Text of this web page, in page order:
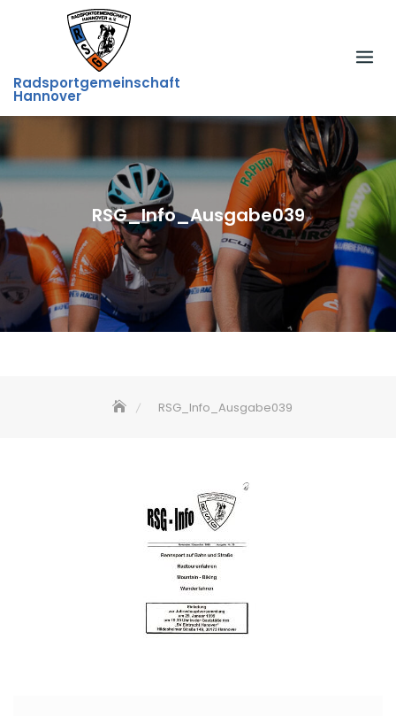
Radsportgemeinschaft
Hannover
RSG_Info_Ausgabe039
RSG_Info_Ausgabe039